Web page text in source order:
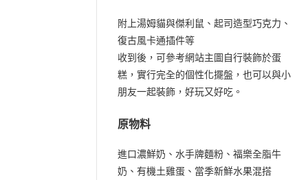
附上湯姆貓與傑利鼠、起司造型巧克力、
復古風卡通插件等
收到後，可參考網站主圖自行裝飾於蛋
糕，實行完全的個性化擺盤，也可以與小
朋友一起裝飾，好玩又好吃。
原物料
進口濃鮮奶、水手牌麵粉、福樂全脂牛
奶、有機土雞蛋、當季新鮮水果混搭